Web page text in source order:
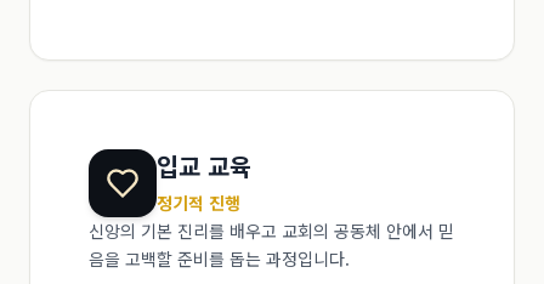
입교 교육
정기적 진행
신앙의 기본 진리를 배우고 교회의 공동체 안에서 믿
음을 고백할 준비를 돕는 과정입니다.